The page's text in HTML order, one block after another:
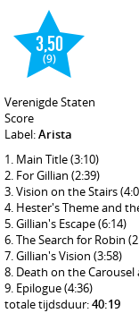
3,50
(9)
Verenigde Staten
Score
Label:Arista
Main Title(3:10)
For Gillian (2:39)
Vision on the Stairs
Hester's Theme and
Gillian's Escape(6:14)
The Search for Robin
Gillian's Vision (3:58)
Death on the Carousel
Epilogue(4:36)
totale tijdsduur:40:19